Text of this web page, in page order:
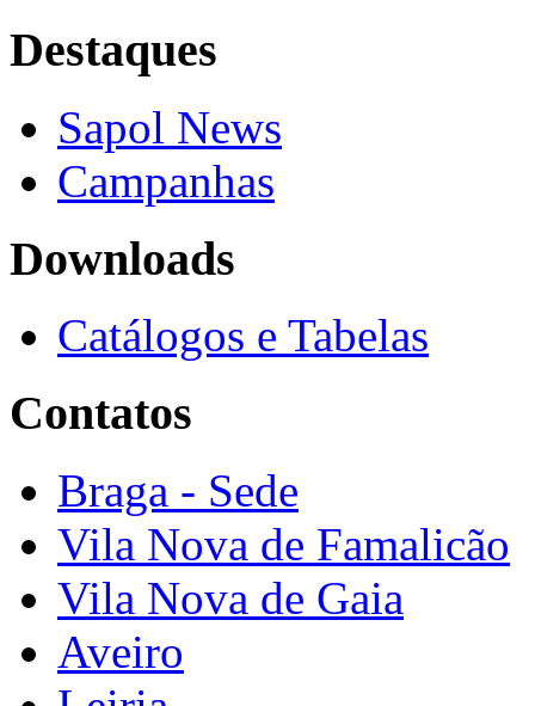
Destaques
Sapol News
Campanhas
Downloads
Catálogos e Tabelas
Contatos
Braga - Sede
Vila Nova de Famalicão
Vila Nova de Gaia
Aveiro